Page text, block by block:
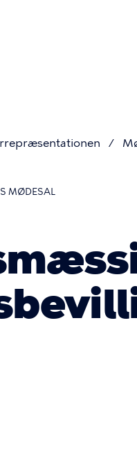
MØDESAL